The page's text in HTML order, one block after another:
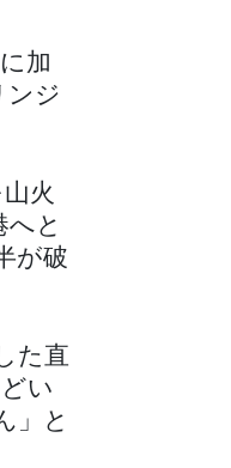
加
ンジ
火
へと
が破
た直
い
」と